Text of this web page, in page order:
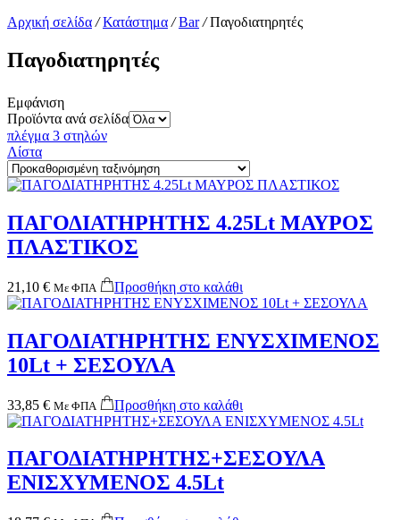
Αρχική σελίδα / Κατάστημα / Bar / Παγοδιατηρητές
Παγοδιατηρητές
Εμφάνιση
Προϊόντα ανά σελίδα
πλέγμα 3 στηλών
Λίστα
ΠΑΓΟΔΙΑΤΗΡΗΤΗΣ 4.25Lt ΜΑΥΡΟΣ
ΠΛΑΣΤΙΚΟΣ
21,10 € Με ΦΠΑ Προσθήκη στο καλάθι
ΠΑΓΟΔΙΑΤΗΡΗΤΗΣ ΕΝΥΣΧΙΜΕΝΟΣ
10Lt + ΣΕΣΟΥΛΑ
33,85 € Με ΦΠΑ Προσθήκη στο καλάθι
ΠΑΓΟΔΙΑΤΗΡΗΤΗΣ+ΣΕΣΟΥΛΑ
ΕΝΙΣΧΥΜΕΝΟΣ 4.5Lt